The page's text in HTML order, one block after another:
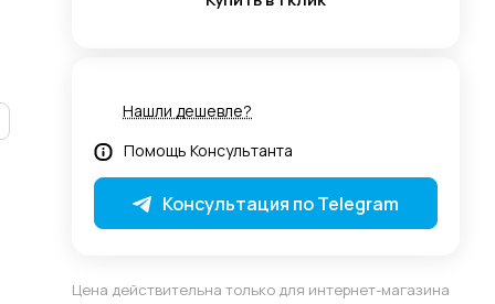
Нашли дешевле?
Помощь Консультанта
Консультация по Telegram
Цена действительна только для интернет-магазина